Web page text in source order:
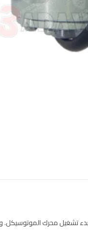
تشغيل محرك الموتوسيكل.